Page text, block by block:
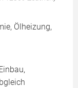
Ölheizung,